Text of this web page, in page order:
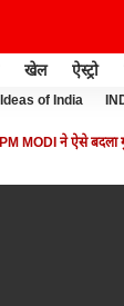
खेल ऐस्ट्रो
Ideas of India
PM MODI ने ऐसे बदला